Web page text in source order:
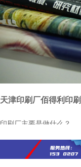
天津印刷厂佰得利印
印刷厂主要是做什么？
印刷厂纸张变形的处理方
宣传画册印刷的制作流程